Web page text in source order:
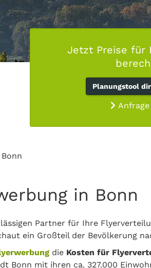
Jetzt Preise für
Planungstool
Bonn
in Bonn
Partner für Ihre
ein Großteil der Bevölkerung
die Kosten für
Bonn mit ihren ca. 327.000